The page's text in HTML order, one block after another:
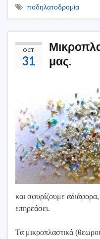
ποδηλατοδρομία
OCT
31
μας.
και σφυρίζουμε
επηρεάσει.
Τα μικροπλαστικά